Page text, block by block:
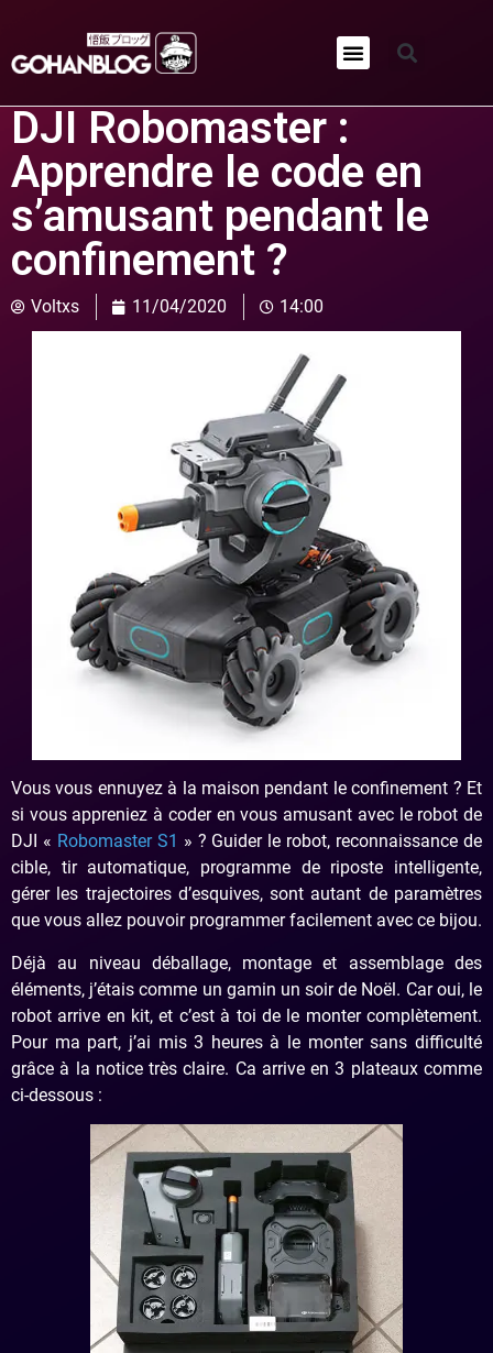
DJI Robomaster :
Apprendre le code en
s’amusant pendant le
confinement ?
Voltxs 11/04/2020 14:00
Vous vous ennuyez à la maison pendant le confinement ? Et
si vous appreniez à coder en vous amusant avec le robot de
DJI « Robomaster S1 » ? Guider le robot, reconnaissance de
cible, tir automatique, programme de riposte intelligente,
gérer les trajectoires d’esquives, sont autant de paramètres
que vous allez pouvoir programmer facilement avec ce bijou.
Déjà au niveau déballage, montage et assemblage des
éléments, j’étais comme un gamin un soir de Noël. Car oui, le
robot arrive en kit, et c’est à toi de le monter complètement.
Pour ma part, j’ai mis 3 heures à le monter sans difficulté
grâce à la notice très claire. Ca arrive en 3 plateaux comme
ci-dessous :